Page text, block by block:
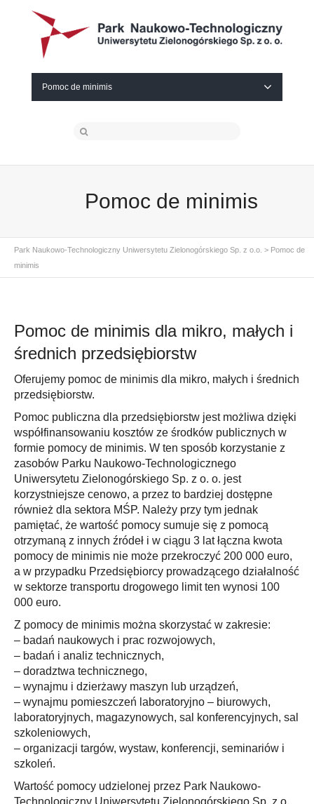
Pomoc de minimis
Pomoc de minimis
Park Naukowo-Technologiczny Uniwersytetu Zielonogórskiego Sp. z o.o. > Pomoc de
minimis
Pomoc de minimis dla mikro, małych i
średnich przedsiębiorstw
Oferujemy pomoc de minimis dla mikro, małych i średnich
przedsiębiorstw.
Pomoc publiczna dla przedsiębiorstw jest możliwa dzięki
współfinansowaniu kosztów ze środków publicznych w
formie pomocy de minimis. W ten sposób korzystanie z
zasobów Parku Naukowo-Technologicznego
Uniwersytetu Zielonogórskiego Sp. z o. o. jest
korzystniejsze cenowo, a przez to bardziej dostępne
również dla sektora MŚP. Należy przy tym jednak
pamiętać, że wartość pomocy sumuje się z pomocą
otrzymaną z innych źródeł i w ciągu 3 lat łączna kwota
pomocy de minimis nie może przekroczyć 200 000 euro,
a w przypadku Przedsiębiorcy prowadzącego działalność
w sektorze transportu drogowego limit ten wynosi 100
000 euro.
Z pomocy de minimis można skorzystać w zakresie:
– badań naukowych i prac rozwojowych,
– badań i analiz technicznych,
– doradztwa technicznego,
– wynajmu i dzierżawy maszyn lub urządzeń,
– wynajmu pomieszczeń laboratoryjno – biurowych,
laboratoryjnych, magazynowych, sal konferencyjnych, sal
szkoleniowych,
– organizacji targów, wystaw, konferencji, seminariów i
szkoleń.
Wartość pomocy udzielonej przez Park Naukowo-
Technologiczny Uniwersytetu Zielonogórskiego Sp. z o.